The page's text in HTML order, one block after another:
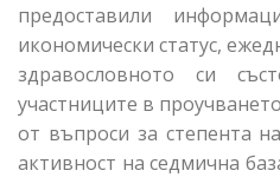
предоставили
икономически статус,
здравословното си
участниците в
от въпроси за степента
активност на седмична